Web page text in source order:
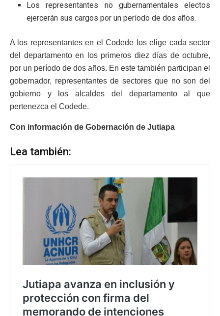
Los representantes no gubernamentales electos
ejercerán sus cargos por un período de dos años.
A los representantes en el Codede los elige cada sector
del departamento en los primeros diez días de octubre,
por un período de dos años. En este también participan el
gobernador, representantes de sectores que no son del
gobierno y los alcaldes del departamento al que
pertenezca el Codede.
Con información de Gobernación de Jutiapa
Lea también: